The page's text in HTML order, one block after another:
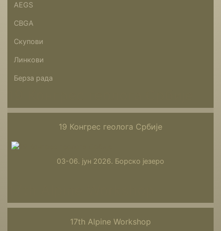
AEGS
CBGA
Скупови
Линкови
Берза рада
19 Конгрес геолога Србије
03-06. јун 2026. Борско језеро
17th Alpine Workshop